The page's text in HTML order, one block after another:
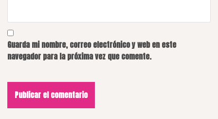
Guarda mi nombre, correo electrónico y web en este
navegador para la próxima vez que comente.